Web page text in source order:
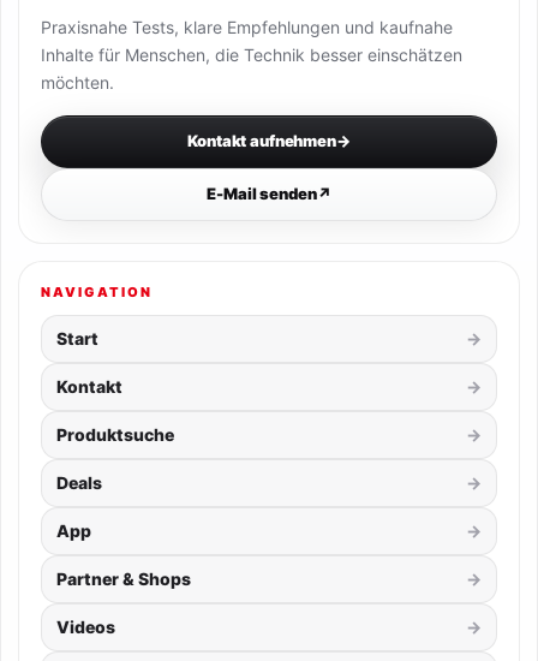
Praxisnahe Tests, klare Empfehlungen und kaufnahe
Inhalte für Menschen, die Technik besser einschätzen
möchten.
Kontakt aufnehmen→
E-Mail senden↗
NAVIGATION
Start
Kontakt
Produktsuche
Deals
App
Partner & Shops
Videos